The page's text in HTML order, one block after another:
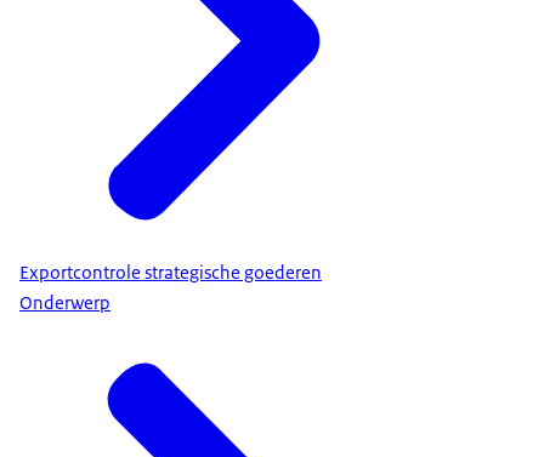
Exportcontrole strategische goederen
Onderwerp